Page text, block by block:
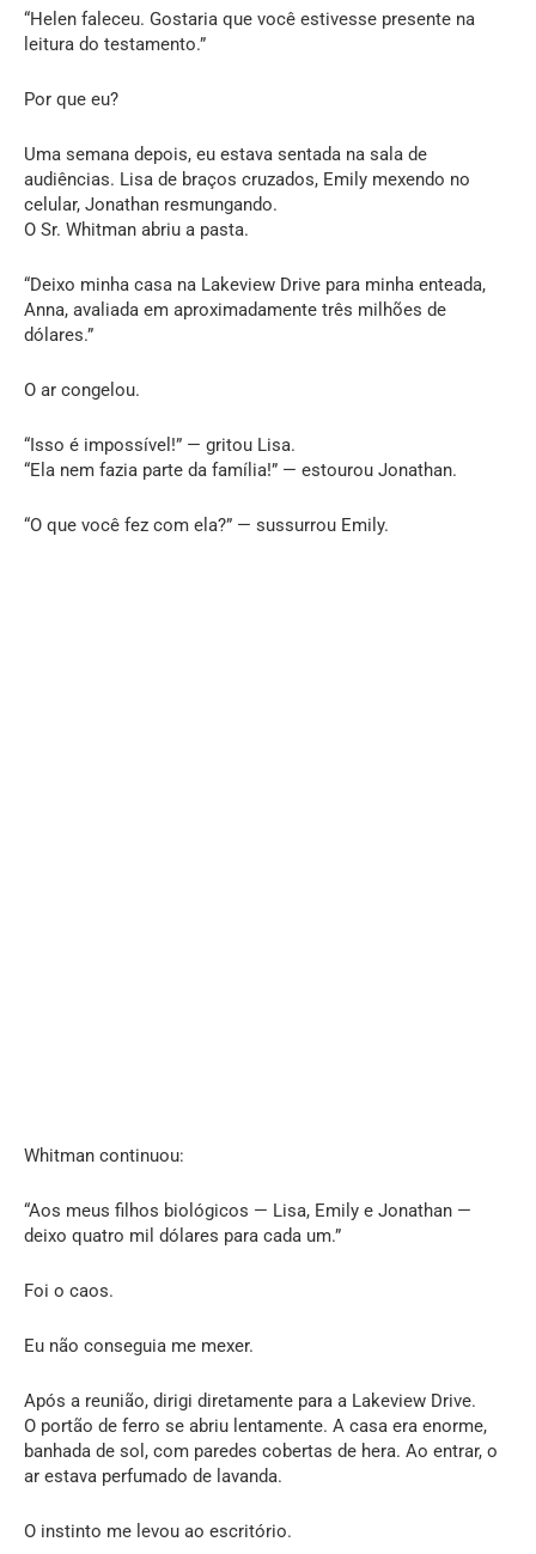
“Helen faleceu. Gostaria que você estivesse presente na
leitura do testamento.”
Por que eu?
Uma semana depois, eu estava sentada na sala de
audiências. Lisa de braços cruzados, Emily mexendo no
celular, Jonathan resmungando.
O Sr. Whitman abriu a pasta.
“Deixo minha casa na Lakeview Drive para minha enteada,
Anna, avaliada em aproximadamente três milhões de
dólares.”
O ar congelou.
“Isso é impossível!” — gritou Lisa.
“Ela nem fazia parte da família!” — estourou Jonathan.
“O que você fez com ela?” — sussurrou Emily.
Whitman continuou:
“Aos meus filhos biológicos — Lisa, Emily e Jonathan —
deixo quatro mil dólares para cada um.”
Foi o caos.
Eu não conseguia me mexer.
Após a reunião, dirigi diretamente para a Lakeview Drive.
O portão de ferro se abriu lentamente. A casa era enorme,
banhada de sol, com paredes cobertas de hera. Ao entrar, o
ar estava perfumado de lavanda.
O instinto me levou ao escritório.